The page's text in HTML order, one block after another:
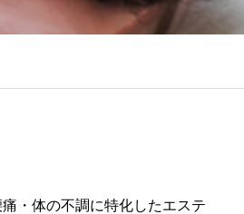
・体の不調に特化したエステ